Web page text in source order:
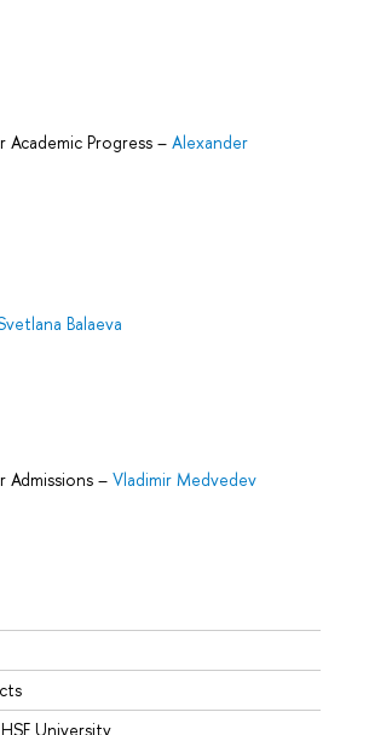
Progress – Alexander
Balaeva
– Vladimir Medvedev
University